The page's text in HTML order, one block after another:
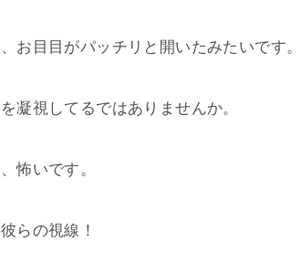
お目目がパッチリと開いたみたいです。
凝視してるではありませんか。
怖いです。
らの視線！